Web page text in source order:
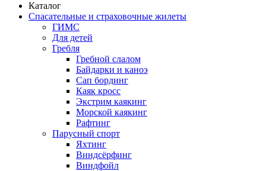
Каталог
Спасательные и страховочные жилеты
ГИМС
Для детей
Гребля
Гребной слалом
Байдарки и каноэ
Сап бординг
Каяк кросс
Экстрим каякинг
Морской каякинг
Рафтинг
Парусный спорт
Яхтинг
Виндсёрфинг
Виндфойл